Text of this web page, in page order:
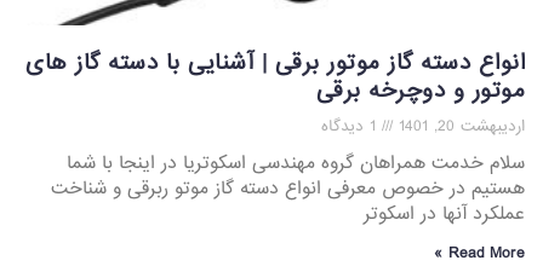
انواع دسته گاز موتور برقی | آشنایی با دسته گاز های
موتور و دوچرخه برقی
اردیبهشت 20, 1401
سلام خدمت همراهان گروه مهندسی اسکوتریا در اینجا با شما
هستیم در خصوص معرفی انواع دسته گاز موتو ربرقی و شناخت
عملکرد آنها در اسکوتر
Read More »